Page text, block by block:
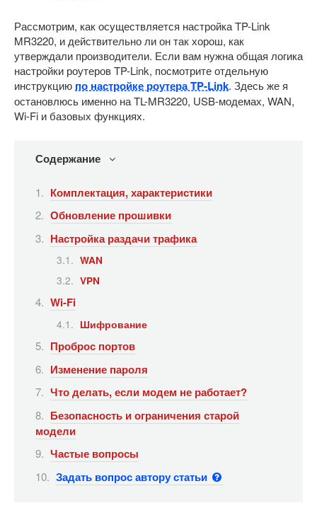
Рассмотрим, как осуществляется настройка TP-Link
MR3220, и действительно ли он так хорош, как
утверждали производители. Если вам нужна общая логика
настройки роутеров TP-Link, посмотрите отдельную
инструкцию по настройке роутера TP-Link. Здесь же я
остановлюсь именно на TL-MR3220, USB-модемах, WAN,
Wi-Fi и базовых функциях.
Содержание
Комплектация, характеристики
Обновление прошивки
Настройка раздачи трафика
WAN
VPN
Wi-Fi
Шифрование
Проброс портов
Изменение пароля
Что делать, если модем не работает?
Безопасность и ограничения старой
модели
Частые вопросы
Задать вопрос автору статьи